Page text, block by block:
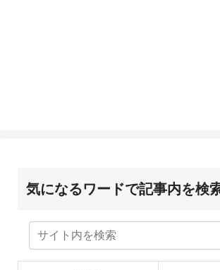
気になるワードで記事内を検